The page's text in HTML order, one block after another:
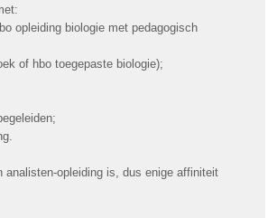
opleiding biologie met pedagogisch
of hbo toegepaste biologie);
opleiding is, dus enige affiniteit